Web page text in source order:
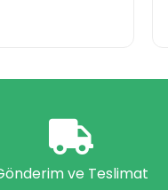
ve Teslimat